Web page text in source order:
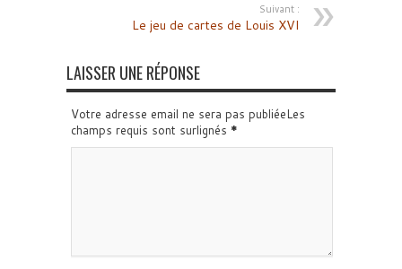
Suivant :
Le jeu de cartes de Louis XVI
LAISSER UNE RÉPONSE
Votre adresse email ne sera pas publiéeLes
champs requis sont surlignés *